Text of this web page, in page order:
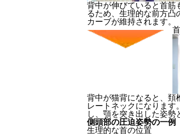
背中が伸びていると首筋
るため、生理的な前方凸
カーブが維持されます。
背中が猫背になると、頚
レートネックになります
し、顎を突き出した姿勢
側頭部の圧迫姿勢の一例
生理的な首の位置